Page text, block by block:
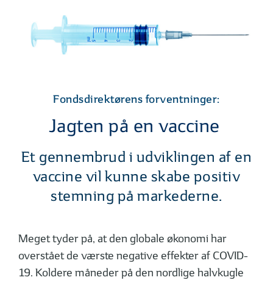
Fondsdirektørens forventninger:
Jagten på en vaccine
Et gennembrud i udviklingen af en
vaccine vil kunne skabe positiv
stemning på markederne.
Meget tyder på, at den globale økonomi har
overstået de værste negative effekter af COVID-
19. Koldere måneder på den nordlige halvkugle